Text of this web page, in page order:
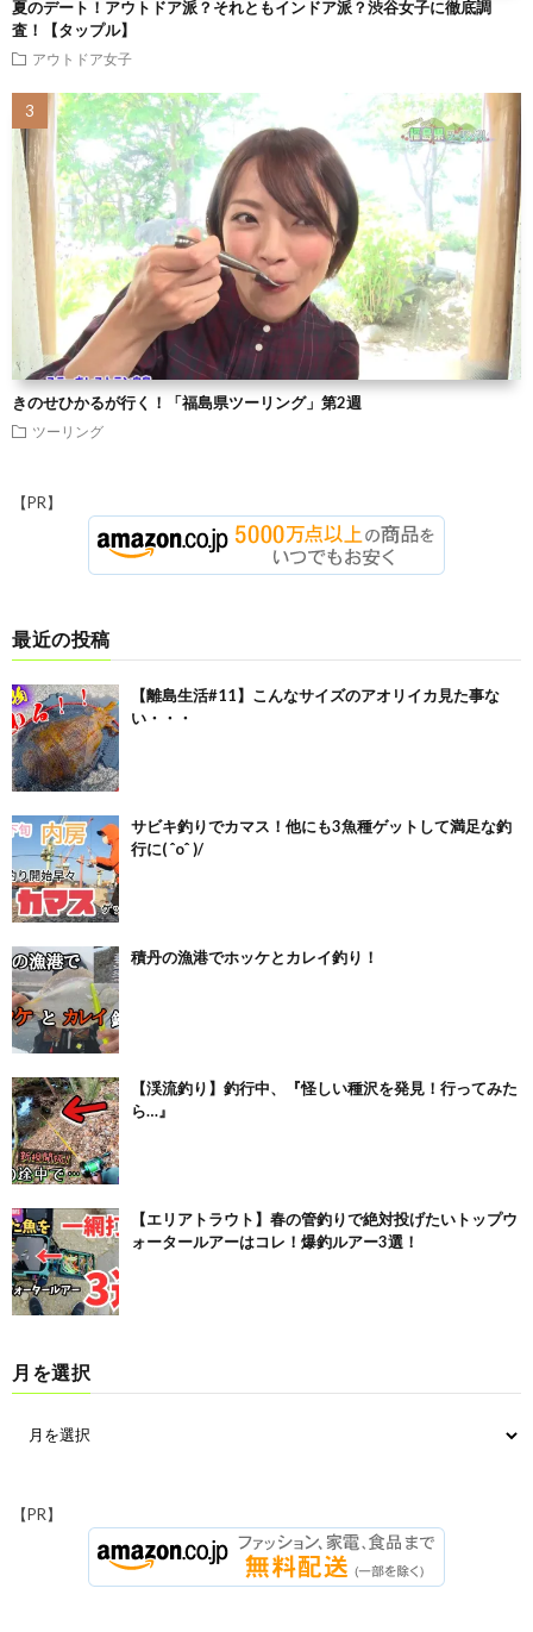
夏のデート！アウトドア派？それともインドア派？渋谷女子に徹底調
査！【タップル】
アウトドア女子
きのせひかるが行く！「福島県ツーリング」第2週
ツーリング
【PR】
最近の投稿
【離島生活#11】こんなサイズのアオリイカ見た事な
い・・・
サビキ釣りでカマス！他にも3魚種ゲットして満足な釣
行に( ˆoˆ )/
積丹の漁港でホッケとカレイ釣り！
【渓流釣り】釣行中、『怪しい種沢を発見！行ってみた
ら…』
【エリアトラウト】春の管釣りで絶対投げたいトップウ
ォータールアーはコレ！爆釣ルアー3選！
月を選択
【PR】